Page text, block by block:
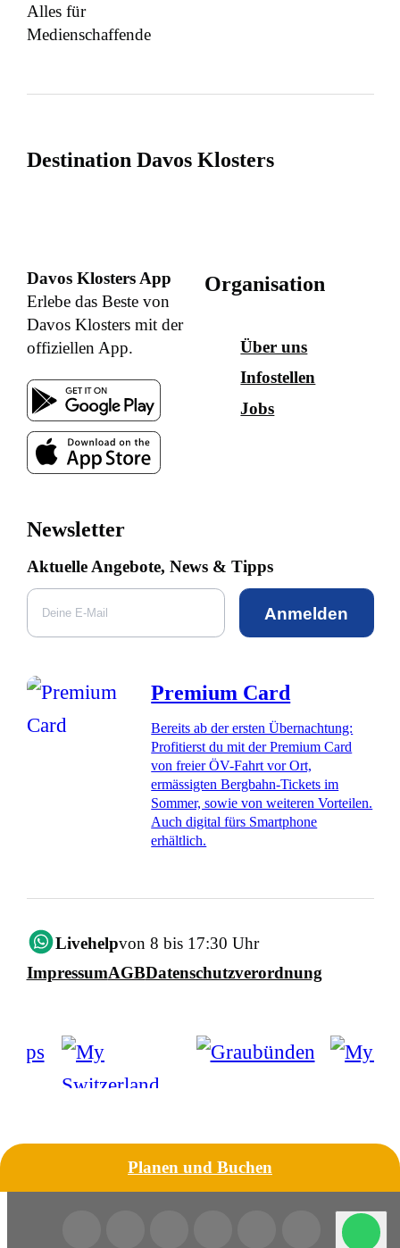
Alles für
Medienschaffende
Destination Davos Klosters
Davos Klosters App
Erlebe das Beste von
Davos Klosters mit der
offiziellen App.
Organisation
Über uns
Infostellen
Jobs
Newsletter
Aktuelle Angebote, News & Tipps
Anmelden
Premium Card
Bereits ab der ersten Übernachtung:
Profitierst du mit der Premium Card
von freier ÖV-Fahrt vor Ort,
ermässigten Bergbahn-Tickets im
Sommer, sowie von weiteren Vorteilen.
Auch digital fürs Smartphone
erhältlich.
Livehelpvon 8 bis 17:30 Uhr
ImpressumAGBDatenschutzverordnung
Planen und Buchen